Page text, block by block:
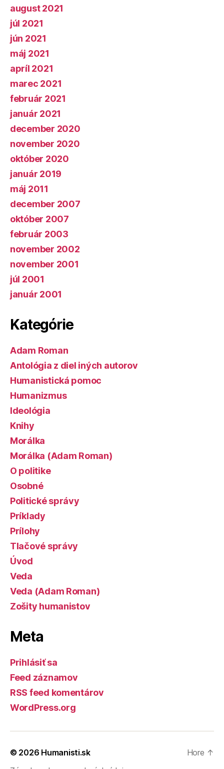
august 2021
júl 2021
jún 2021
máj 2021
apríl 2021
marec 2021
február 2021
január 2021
december 2020
november 2020
október 2020
január 2019
máj 2011
december 2007
október 2007
február 2003
november 2002
november 2001
júl 2001
január 2001
Kategórie
Adam Roman
Antológia z diel iných autorov
Humanistická pomoc
Humanizmus
Ideológia
Knihy
Morálka
Morálka (Adam Roman)
O politike
Osobné
Politické správy
Príklady
Prílohy
Tlačové správy
Úvod
Veda
Veda (Adam Roman)
Zošity humanistov
Meta
Prihlásiť sa
Feed záznamov
RSS feed komentárov
WordPress.org
© 2026 Humanisti.sk
Hore ↑